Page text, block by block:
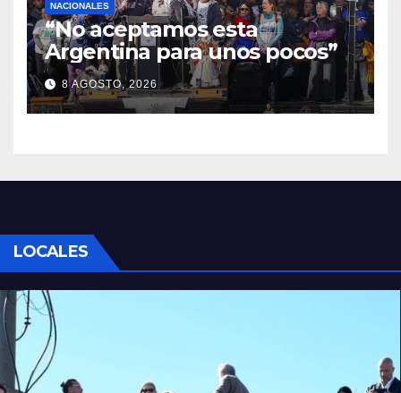
NACIONALES
“No aceptamos esta
Argentina para unos pocos”
8 AGOSTO, 2026
LOCALES